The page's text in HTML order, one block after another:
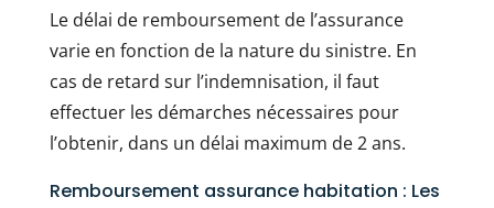
Le délai de remboursement de l’assurance
varie en fonction de la nature du sinistre. En
cas de retard sur l’indemnisation, il faut
effectuer les démarches nécessaires pour
l’obtenir, dans un délai maximum de 2 ans.
Remboursement assurance habitation : Les